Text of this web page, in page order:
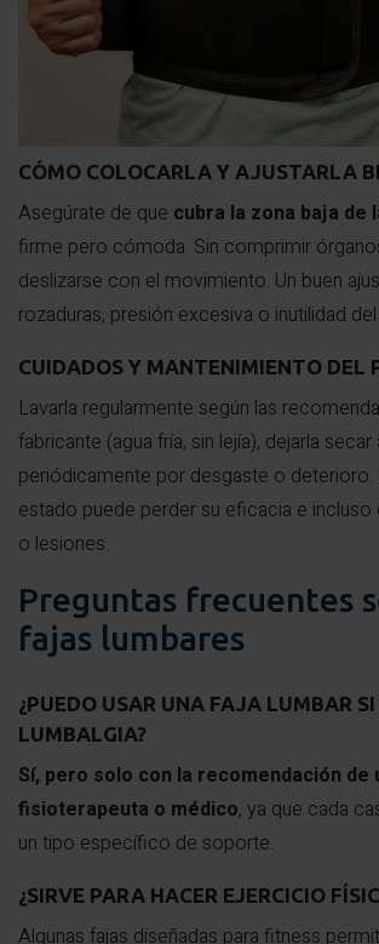
CÓMO COLOCARLA Y AJUSTARLA
Asegúrate de que cubra la zona baja de
firme pero cómoda. Sin comprimir
deslizarse con el movimiento. Un buen
rozaduras, presión excesiva o inutilidad
CUIDADOS Y MANTENIMIENTO DEL
Lavarla regularmente según las
fabricante (agua fría, sin lejía), dejarla secar
periódicamente por desgaste o deterioro.
estado puede perder su eficacia e incluso
o lesiones.
Preguntas frecuentes
fajas lumbares
¿PUEDO USAR UNA FAJA LUMBAR
LUMBALGIA?
Sí, pero solo con la recomendación de
fisioterapeuta o médico, ya que cada
un tipo específico de soporte.
¿SIRVE PARA HACER EJERCICIO
Algunas fajas diseñadas para fitness